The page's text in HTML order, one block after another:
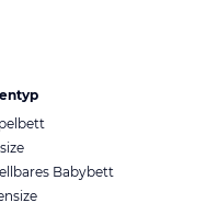
Babybett